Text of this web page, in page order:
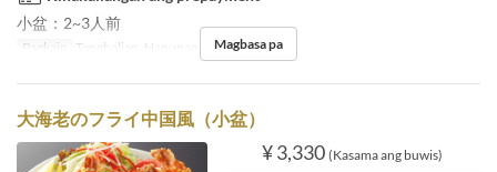
小盆：2~3人前
Pagkain Tanghalian, Hapunan Magbasa pa
大海老のフライ中国風（小盆）
¥ 3,330 (Kasama ang buwis)